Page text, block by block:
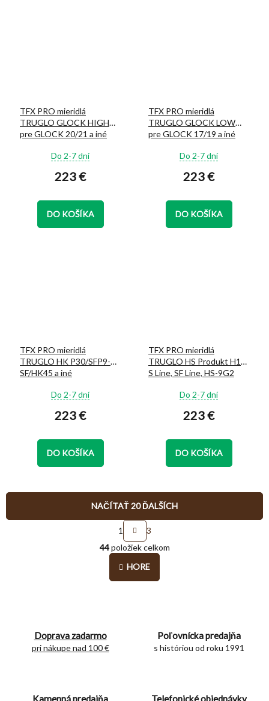
TFX PRO mieridlá
TRUGLO GLOCK HIGH
pre GLOCK 20/21 a iné
Priemerné
hodnotenie
produktu
5,0
z
Do 2-7 dní
223 €
DO KOŠÍKA
TFX PRO mieridlá
TRUGLO GLOCK LOW
pre GLOCK 17/19 a iné
Priemerné
hodnotenie
produktu
5,0
z
Do 2-7 dní
223 €
DO KOŠÍKA
TFX PRO mieridlá
TRUGLO HK P30/SFP9-
SF/HK45 a iné
Priemerné
hodnotenie
produktu
z
5
Do 2-7 dní
223 €
DO KOŠÍKA
TFX PRO mieridlá
TRUGLO HS Produkt H11,
S Line, SF Line, HS-9G2
Priemerné
hodnotenie
produktu
z
5
Do 2-7 dní
223 €
DO KOŠÍKA
O
v
l
NAČÍTAŤ 20 ĎALŠÍCH
S
t
r
á
n
1
3
44položiek celkom
HORE
Doprava zadarmo
pri nákupe nad 100 €
Poľovnícka predajňa
s históriou od roku 1991
Kamenná predajňa Telefonické objednávky